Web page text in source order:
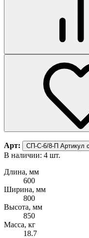
Арт: СП-С-6/8-П Артикул
В наличии: 4 шт.
Длина, мм
600
Ширина, мм
800
Высота, мм
850
Масса, кг
18.7